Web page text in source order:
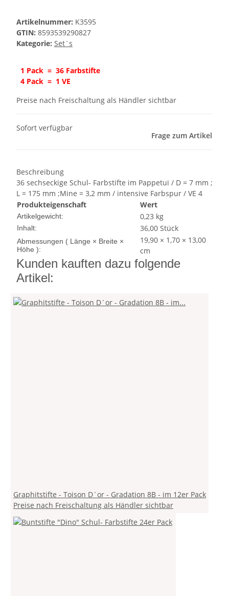
Artikelnummer: K3595
GTIN: 8593539290827
Kategorie: Set`s
1 Pack = 36 Farbstifte
4 Pack = 1 VE
Preise nach Freischaltung als Händler sichtbar
Sofort verfügbar
Frage zum Artikel
Beschreibung
36 sechseckige Schul- Farbstifte im Pappetui / D = 7 mm ;
L = 175 mm ;Mine = 3,2 mm / intensive Farbspur / VE 4
Produkteigenschaft
Wert
Artikelgewicht: 0,23 kg
Inhalt: 36,00 Stück
Abmessungen ( Länge × Breite ×
Höhe ):
19,90 × 1,70 × 13,00
cm
Kunden kauften dazu folgende
Artikel:
Graphitstifte - Toison D´or - Gradation 8B - im 12er Pack
Preise nach Freischaltung als Händler sichtbar